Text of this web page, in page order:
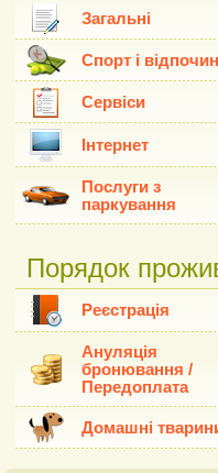
Загальні
Спорт і
Сервіси
Інтернет
Послуги з
паркування
Порядок
Реєстрація
Ануляція
бронювання /
Передоплата
Домашні